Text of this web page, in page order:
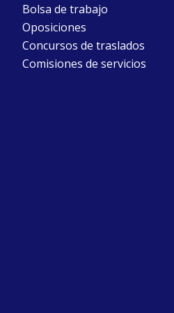
Bolsa de trabajo
Oposiciones
Concursos de traslados
Comisiones de servicios